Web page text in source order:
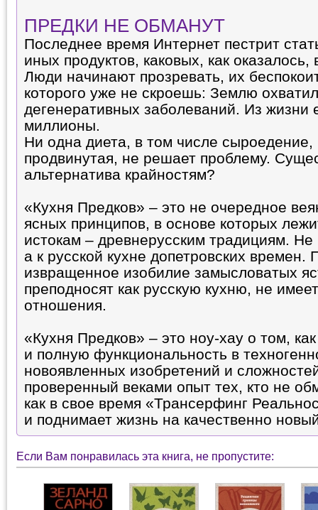
ПРЕДКИ НЕ ОБМАНУТ
Последнее время Интернет пестрит
иных продуктов, каковых, как
Люди начинают прозревать, их
которого уже не скроешь: Землю
дегенеративных заболеваний. Из жизни
миллионы.
Ни одна диета, в том числе сыроедение,
продвинутая, не решает проблему.
альтернатива крайностям?
«Кухня Предков» – это не очередное
ясных принципов, в основе которых
истокам – древнерусским традициям.
а к русской кухне допетровских времен.
извращенное изобилие замысловатых
преподносят как русскую кухню, не
отношения.
«Кухня Предков» – это ноу-хау о том,
и полную функциональность в
новоявленных изобретений и
проверенный веками опыт тех, кто не
как в свое время «Трансерфинг
и поднимает жизнь на качественно
Если Вам понравилась эта книга, не пропустите: